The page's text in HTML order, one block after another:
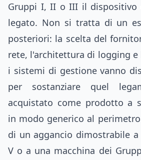
Gruppi I, II o III il dispositivo
legato. Non si tratta di un
posteriori: la scelta del
rete, l'architettura di logging e
i sistemi di gestione vanno
per sostanziare quel
acquistato come prodotto a
in modo generico al
di un aggancio dimostrabile
V o a una macchina dei